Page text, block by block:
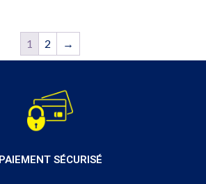
1 2 →
PAIEMENT SÉCURISÉ